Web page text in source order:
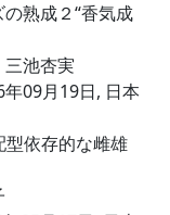
熟成２“香気成
池杏実
09月19日, 日本
依存的な雌雄